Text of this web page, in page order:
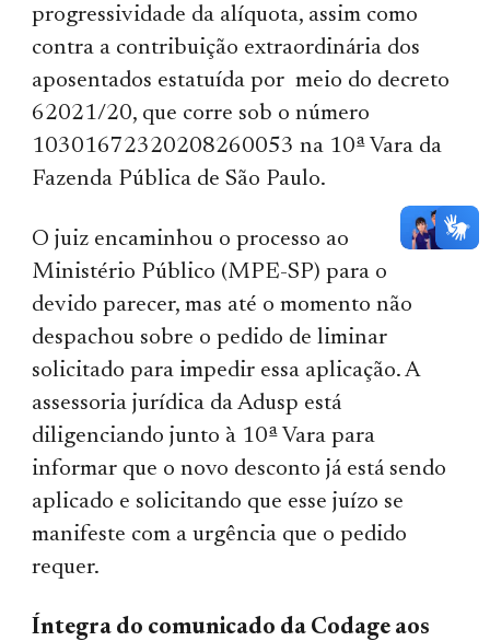
progressividade da alíquota, assim como
contra a contribuição extraordinária dos
aposentados estatuída por meio do decreto
62021/20, que corre sob o número
10301672320208260053 na 10ª Vara da
Fazenda Pública de São Paulo.
O juiz encaminhou o processo ao
Ministério Público (MPE-SP) para o
devido parecer, mas até o momento não
despachou sobre o pedido de liminar
solicitado para impedir essa aplicação. A
assessoria jurídica da Adusp está
diligenciando junto à 10ª Vara para
informar que o novo desconto já está sendo
aplicado e solicitando que esse juízo se
manifeste com a urgência que o pedido
requer.
Íntegra do comunicado da Codage aos